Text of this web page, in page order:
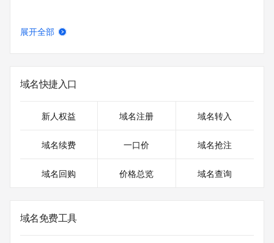
展开全部
域名快捷入口
新人权益 域名注册 域名转入
域名续费 一口价 域名抢注
域名回购 价格总览 域名查询
域名免费工具